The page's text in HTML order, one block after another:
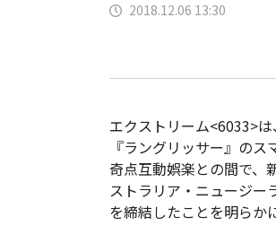
2018.12.06 13:30
エクストリーム<6033>
『ラングリッサー』の
奇点互動娯楽との間で、
ストラリア・ニュージー
を締結したことを明らか